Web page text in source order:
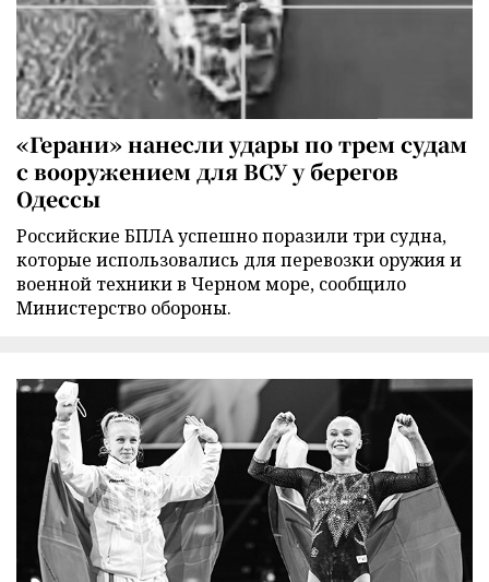
«Герани» нанесли удары по трем судам
с вооружением для ВСУ у берегов
Одессы
Российские БПЛА успешно поразили три судна,
которые использовались для перевозки оружия и
военной техники в Черном море, сообщило
Министерство обороны.